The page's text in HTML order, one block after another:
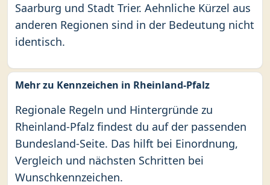
Saarburg und Stadt Trier. Aehnliche Kürzel aus
anderen Regionen sind in der Bedeutung nicht
identisch.
Mehr zu Kennzeichen in Rheinland-Pfalz
Regionale Regeln und Hintergründe zu
Rheinland-Pfalz findest du auf der passenden
Bundesland-Seite. Das hilft bei Einordnung,
Vergleich und nächsten Schritten bei
Wunschkennzeichen.